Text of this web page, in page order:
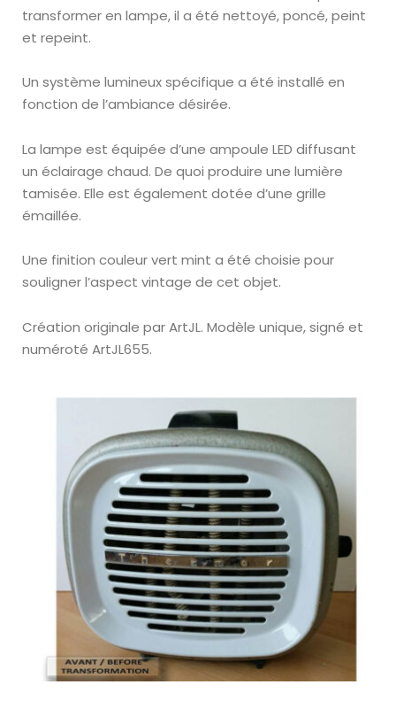
transformer en lampe, il a été nettoyé, poncé, peint
et repeint.
Un système lumineux spécifique a été installé en
fonction de l’ambiance désirée.
La lampe est équipée d’une ampoule LED diffusant
un éclairage chaud. De quoi produire une lumière
tamisée. Elle est également dotée d’une grille
émaillée.
Une finition couleurvert mint a été choisie pour
souligner l’aspect vintage de cet objet.
Création originale par ArtJL. Modèle unique, signé et
numéroté ArtJL655.